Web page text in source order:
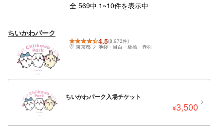
全 569中 1~10件を表示中
ちいかわパーク
4.5(8,973件)
東京都
池袋・目白・板橋・赤羽
ちいかわパーク入場チケット
¥3,500